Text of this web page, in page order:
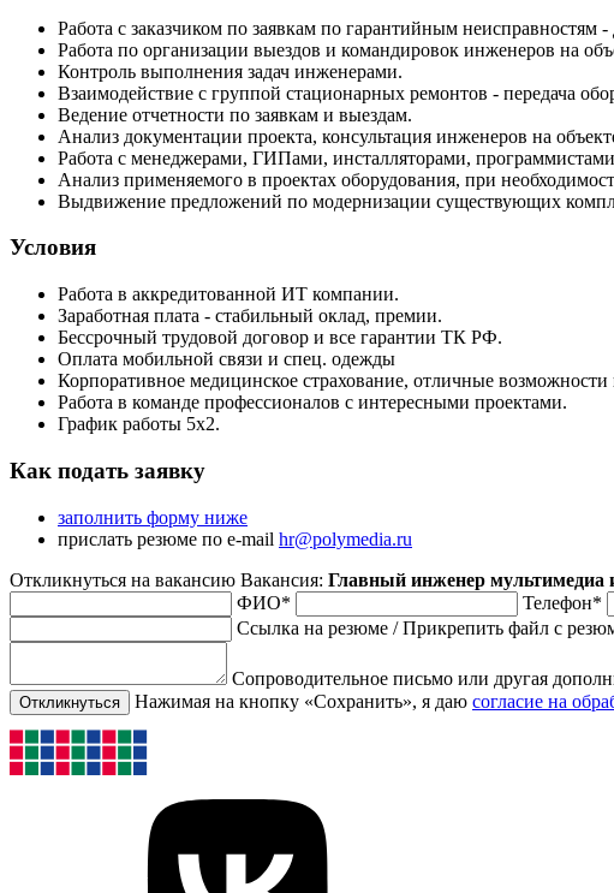
Работа с заказчиком по заявкам по гарантийным неисправностям
Работа по организации выездов и командировок инженеров на
Контроль выполнения задач инженерами.
Взаимодействие с группой стационарных ремонтов - передача
Ведение отчетности по заявкам и выездам.
Анализ документации проекта, консультация инженеров на
Работа с менеджерами, ГИПами, инсталляторами,
Анализ применяемого в проектах оборудования, при
Выдвижение предложений по модернизации существующих
Условия
Работа в аккредитованной ИТ компании.
Заработная плата - стабильный оклад, премии.
Бессрочный трудовой договор и все гарантии ТК РФ.
Оплата мобильной связи и спец. одежды
Корпоративное медицинское страхование, отличные возможности
Работа в команде профессионалов с интересными проектами.
График работы 5х2.
Как подать заявку
заполнить форму ниже
прислать резюме по e-mail hr@polymedia.ru
Откликнуться на вакансию Вакансия: Главный инженер мультимедиа
ФИО*
Телефон*
Ссылка на резюме /Прикрепить файл с
Сопроводительное письмо или другая
Откликнуться Нажимая на кнопку «Сохранить», я даю согласие на